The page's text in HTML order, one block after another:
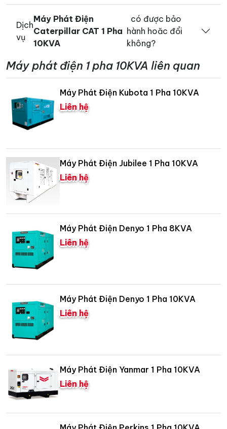
Dịch
vụ
Máy Phát Điện
Caterpillar CAT 1 Pha
10KVA
có được bảo
hành hoăc đổi
không?
Máy phát điện 1 pha 10KVA liên quan
Máy Phát Điện Kubota 1 Pha 10KVA
Liên hệ
Máy Phát Điện Jubilee 1 Pha 10KVA
Liên hệ
Máy Phát Điện Denyo 1 Pha 8KVA
Liên hệ
Máy Phát Điện Denyo 1 Pha 10KVA
Liên hệ
Máy Phát Điện Yanmar 1 Pha 10KVA
Liên hệ